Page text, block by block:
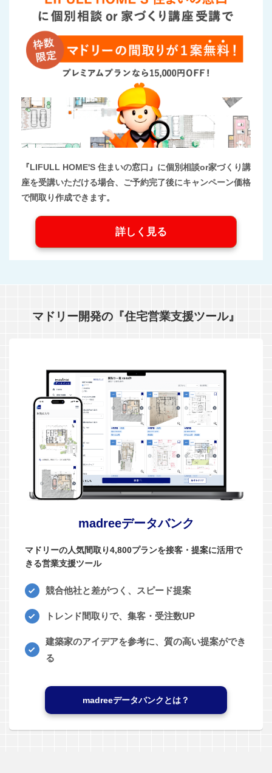
『LIFULL HOME'S 住まいの窓口』に個別相談or家づくり講
座を受講いただける場合、ご予約完了後にキャンペーン価格
で間取り作成できます。
詳しく見る
マドリー開発の『住宅営業支援ツール』
madreeデータバンク
マドリーの人気間取り4,800プランを接客・提案に活用で
きる営業支援ツール
競合他社と差がつく、スピード提案
トレンド間取りで、集客・受注数UP
建築家のアイデアを参考に、質の高い提案ができ
る
madreeデータバンクとは？